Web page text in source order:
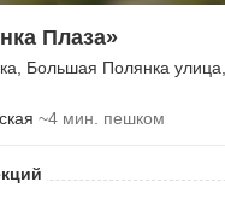
Плаза»
Большая Полянка улица
~4 мин. пешком